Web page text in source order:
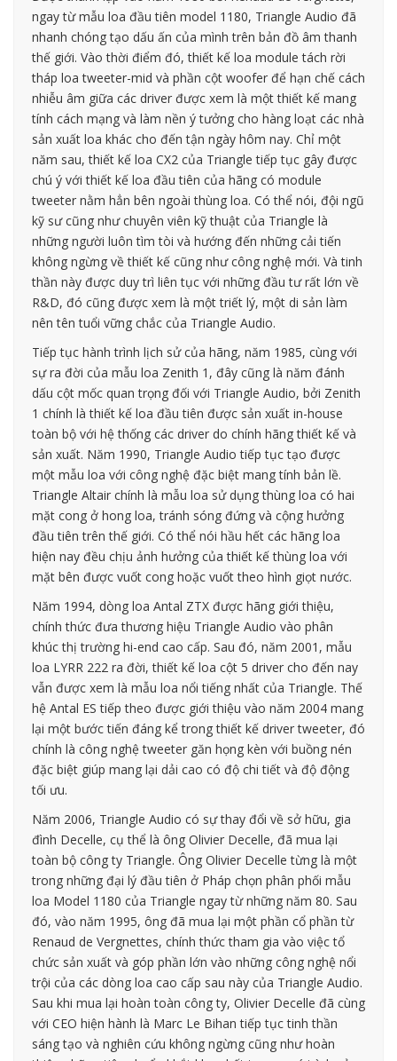
ngay từ mẫu loa đầu tiên model 1180, Triangle Audio đã
nhanh chóng tạo dấu ấn của mình trên bản đồ âm thanh
thế giới. Vào thời điểm đó, thiết kế loa module tách rời
tháp loa tweeter-mid và phần cột woofer để hạn chế cách
nhiễu âm giữa các driver được xem là một thiết kế mang
tính cách mạng và làm nền ý tưởng cho hàng loạt các nhà
sản xuất loa khác cho đến tận ngày hôm nay. Chỉ một
năm sau, thiết kế loa CX2 của Triangle tiếp tục gây được
chú ý với thiết kế loa đầu tiên của hãng có module
tweeter nằm hẳn bên ngoài thùng loa. Có thể nói, đội ngũ
kỹ sư cũng như chuyên viên kỹ thuật của Triangle là
những người luôn tìm tòi và hướng đến những cải tiến
không ngừng về thiết kế cũng như công nghệ mới. Và tinh
thần này được duy trì liên tục với những đầu tư rất lớn về
R&D, đó cũng được xem là một triết lý, một di sản làm
nên tên tuổi vững chắc của Triangle Audio.
Tiếp tục hành trình lịch sử của hãng, năm 1985, cùng với
sự ra đời của mẫu loa Zenith 1, đây cũng là năm đánh
dấu cột mốc quan trọng đối với Triangle Audio, bởi Zenith
1 chính là thiết kế loa đầu tiên được sản xuất in-house
toàn bộ với hệ thống các driver do chính hãng thiết kế và
sản xuất. Năm 1990, Triangle Audio tiếp tục tạo được
một mẫu loa với công nghệ đặc biệt mang tính bản lề.
Triangle Altair chính là mẫu loa sử dụng thùng loa có hai
mặt cong ở hong loa, tránh sóng đứng và cộng hưởng
đầu tiên trên thế giới. Có thể nói hầu hết các hãng loa
hiện nay đều chịu ảnh hưởng của thiết kế thùng loa với
mặt bên được vuốt cong hoặc vuốt theo hình giọt nước.
Năm 1994, dòng loa Antal ZTX được hãng giới thiệu,
chính thức đưa thương hiệu Triangle Audio vào phân
khúc thị trường hi-end cao cấp. Sau đó, năm 2001, mẫu
loa LYRR 222 ra đời, thiết kế loa cột 5 driver cho đến nay
vẫn được xem là mẫu loa nổi tiếng nhất của Triangle. Thế
hệ Antal ES tiếp theo được giới thiệu vào năm 2004 mang
lại một bước tiến đáng kể trong thiết kế driver tweeter, đó
chính là công nghệ tweeter găn họng kèn với buồng nén
đặc biệt giúp mang lại dải cao có độ chi tiết và độ động
tối ưu.
Năm 2006, Triangle Audio có sự thay đổi về sở hữu, gia
đình Decelle, cụ thể là ông Olivier Decelle, đã mua lại
toàn bộ công ty Triangle. Ông Olivier Decelle từng là một
trong những đại lý đầu tiên ở Pháp chọn phân phối mẫu
loa Model 1180 của Triangle ngay từ những năm 80. Sau
đó, vào năm 1995, ông đã mua lại một phần cổ phần từ
Renaud de Vergnettes, chính thức tham gia vào việc tổ
chức sản xuất và góp phần lớn vào những công nghệ nổi
trội của các dòng loa cao cấp sau này của Triangle Audio.
Sau khi mua lại hoàn toàn công ty, Olivier Decelle đã cùng
với CEO hiện hành là Marc Le Bihan tiếp tục tinh thần
sáng tạo và nghiên cứu không ngừng cũng như hoàn